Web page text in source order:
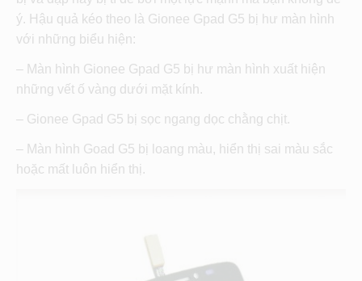
ý. Hậu quả kéo theo là Gionee Gpad G5 bị hư màn hình
với những biểu hiện:
– Màn hình Gionee Gpad G5 bị hư màn hình xuất hiện
những vết ố vàng dưới mặt kính.
– Gionee Gpad G5 bị sọc ngang dọc chằng chịt.
– Màn hình Goad G5 bị loang màu, hiển thị sai màu sắc
hoặc mất luôn hiển thị.